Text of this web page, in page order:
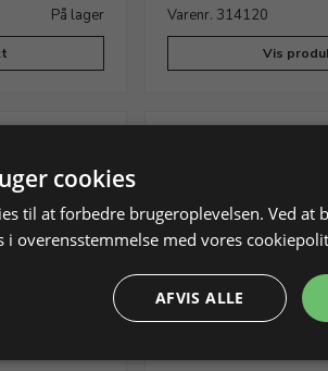
På lager Varenr. 314120
Vis
cookies
til at forbedre brugeroplevelsen. Ved at
i overensstemmelse med vores
AFVIS ALLE